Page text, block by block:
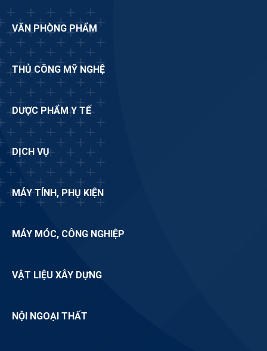
VĂN PHÒNG PHẨM
THỦ CÔNG MỸ NGHỆ
DƯỢC PHẨM Y TẾ
DỊCH VỤ
MÁY TÍNH, PHỤ KIỆN
MÁY MÓC, CÔNG NGHIỆP
VẬT LIỆU XÂY DỰNG
NỘI NGOẠI THẤT